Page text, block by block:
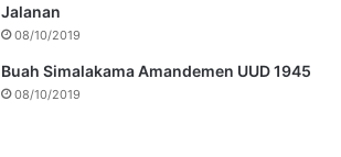
Jalanan
08/10/2019
Buah Simalakama Amandemen UUD 1945
08/10/2019